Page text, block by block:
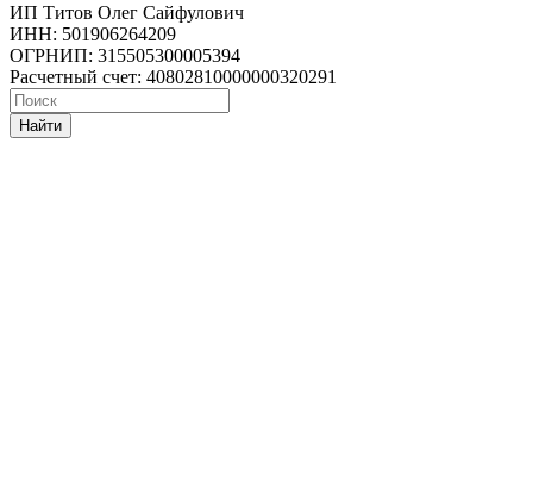
ИП Титов Олег Сайфулович
ИНН: 501906264209
ОГРНИП: 315505300005394
Расчетный счет: 40802810000000320291
Найти